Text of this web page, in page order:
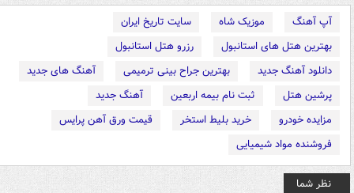
آپ آهنگ موزیک شاه
سایت تاریخ ایران
بهترین هتل های استانبول
رزرو هتل استانبول
دانلود آهنگ جدید
بهترین جراح بینی ترمیمی
آهنگ های جدید
پرشین هتل
ثبت نام بیمه اربعین
آهنگ جدید
مزایده خودرو
خرید بلیط استخر
قیمت ورق آهن پرایس
فروشنده مواد شیمیایی
نظر شما